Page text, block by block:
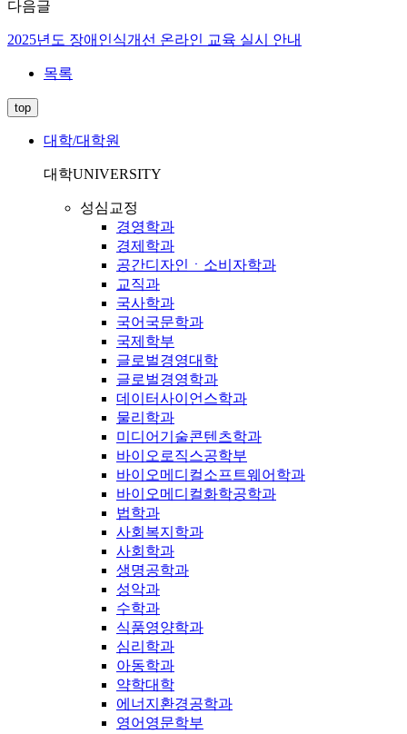
다음글
2025년도 장애인식개선 온라인 교육 실시 안내
목록
top
대학/대학원
대학UNIVERSITY
성심교정
경영학과
경제학과
공간디자인ㆍ소비자학과
교직과
국사학과
국어국문학과
국제학부
글로벌경영대학
글로벌경영학과
데이터사이언스학과
물리학과
미디어기술콘텐츠학과
바이오로직스공학부
바이오메디컬소프트웨어학과
바이오메디컬화학공학과
법학과
사회복지학과
사회학과
생명공학과
성악과
수학과
식품영양학과
심리학과
아동학과
약학대학
에너지환경공학과
영어영문학부